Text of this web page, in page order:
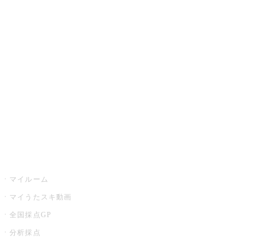
マイルーム
マイうたスキ動画
全国採点GP
分析採点